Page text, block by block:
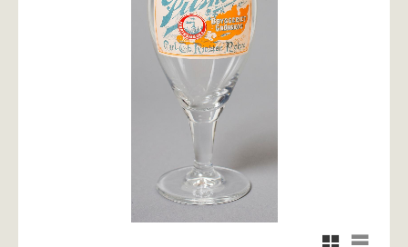
Rutnätsvy
Listvy